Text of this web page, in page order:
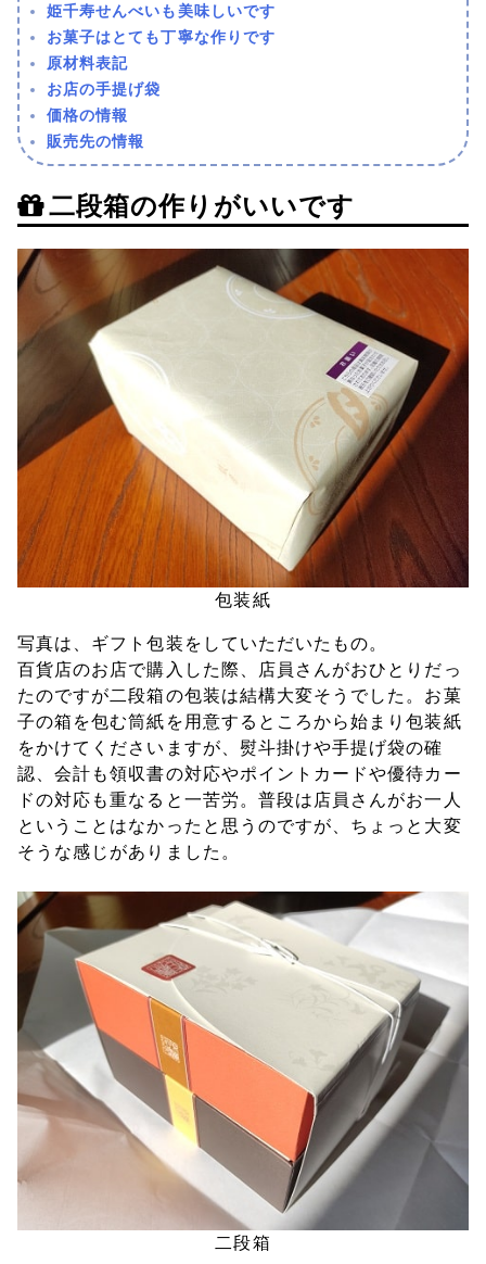
姫千寿せんべいも美味しいです
お菓子はとても丁寧な作りです
原材料表記
お店の手提げ袋
価格の情報
販売先の情報
二段箱の作りがいいです
包装紙
写真は、ギフト包装をしていただいたもの。
百貨店のお店で購入した際、店員さんがおひとりだっ
たのですが二段箱の包装は結構大変そうでした。お菓
子の箱を包む筒紙を用意するところから始まり包装紙
をかけてくださいますが、熨斗掛けや手提げ袋の確
認、会計も領収書の対応やポイントカードや優待カー
ドの対応も重なると一苦労。普段は店員さんがお一人
ということはなかったと思うのですが、ちょっと大変
そうな感じがありました。
二段箱